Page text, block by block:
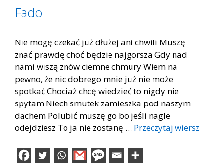
Fado
Nie mogę czekać już dłużej ani chwili Muszę
znać prawdę choć będzie najgorsza Gdy nad
nami wiszą znów ciemne chmury Wiem na
pewno, że nic dobrego mnie już nie może
spotkać Chociaż chcę wiedzieć to nigdy nie
spytam Niech smutek zamieszka pod naszym
dachem Polubić muszę go bo jeśli nagle
odejdziesz To ja nie zostanę … Przeczytaj wiersz